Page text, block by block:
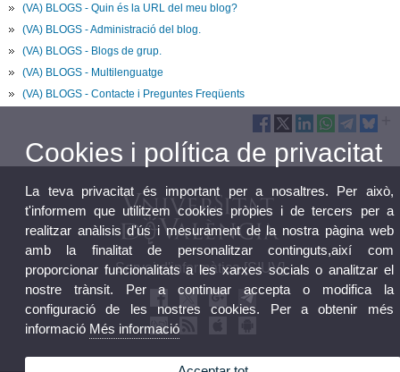
(VA) BLOGS - Quin és la URL del meu blog?
(VA) BLOGS - Administració del blog.
(VA) BLOGS - Blogs de grup.
(VA) BLOGS - Multilenguatge
(VA) BLOGS - Contacte i Preguntes Freqüents
Servei d'informàtica [SIUV]
Cookies i política de privacitat
La teva privacitat és important per a nosaltres. Per això,
t'informem que utilitzem cookies pròpies i de tercers per a
realitzar anàlisis d'ús i mesurament de la nostra pàgina web
amb la finalitat de personalitzar continguts,així com
proporcionar funcionalitats a les xarxes socials o analitzar el
nostre trànsit. Per a continuar accepta o modifica la
configuració de les nostres cookies. Per a obtenir més
informació Més informació